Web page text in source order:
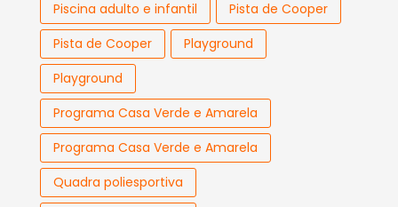
Piscina adulto e infantil
Pista de Cooper
Pista de Cooper
Playground
Playground
Programa Casa Verde e Amarela
Programa Casa Verde e Amarela
Quadra poliesportiva